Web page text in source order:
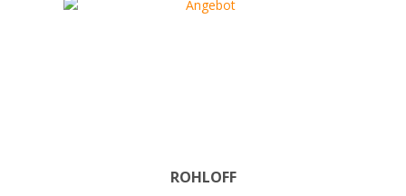
ROHLOFF